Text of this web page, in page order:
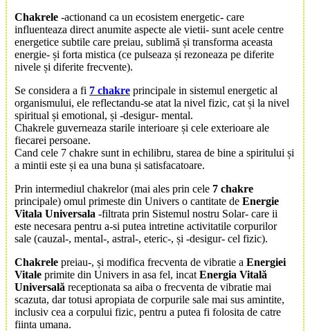
Chakrele -actionand ca un ecosistem energetic- care
influenteaza direct anumite aspecte ale vietii- sunt acele centre
energetice subtile care preiau, sublimă și transforma aceasta
energie- și forta mistica (ce pulseaza și rezoneaza pe diferite
nivele și diferite frecvente).
Se considera a fi 7 chakre principale in sistemul energetic al
organismului, ele reflectandu-se atat la nivel fizic, cat și la nivel
spiritual și emotional, și -desigur- mental.
Chakrele guverneaza starile interioare și cele exterioare ale
fiecarei persoane.
Cand cele 7 chakre sunt in echilibru, starea de bine a spiritului și
a mintii este și ea una buna și satisfacatoare.
Prin intermediul chakrelor (mai ales prin cele 7 chakre
principale) omul primeste din Univers o cantitate de Energie
Vitala Universala -filtrata prin Sistemul nostru Solar- care ii
este necesara pentru a-si putea intretine activitatile corpurilor
sale (cauzal-, mental-, astral-, eteric-, și -desigur- cel fizic).
Chakrele preiau-, și modifica frecventa de vibratie a Energiei
Vitale primite din Univers in asa fel, incat Energia Vitală
Universală receptionata sa aiba o frecventa de vibratie mai
scazuta, dar totusi apropiata de corpurile sale mai sus amintite,
inclusiv cea a corpului fizic, pentru a putea fi folosita de catre
fiinta umana.